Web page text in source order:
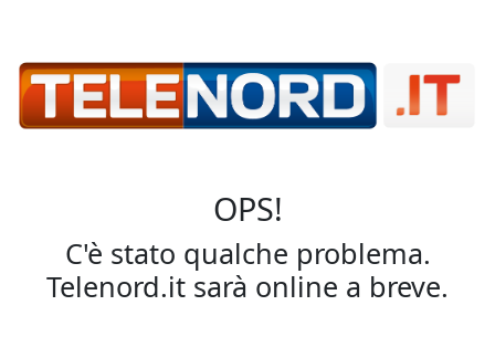
OPS!
C'è stato qualche problema.
Telenord.it sarà online a breve.